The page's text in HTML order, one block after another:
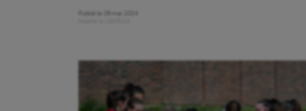
Publié le
28 mai 2024